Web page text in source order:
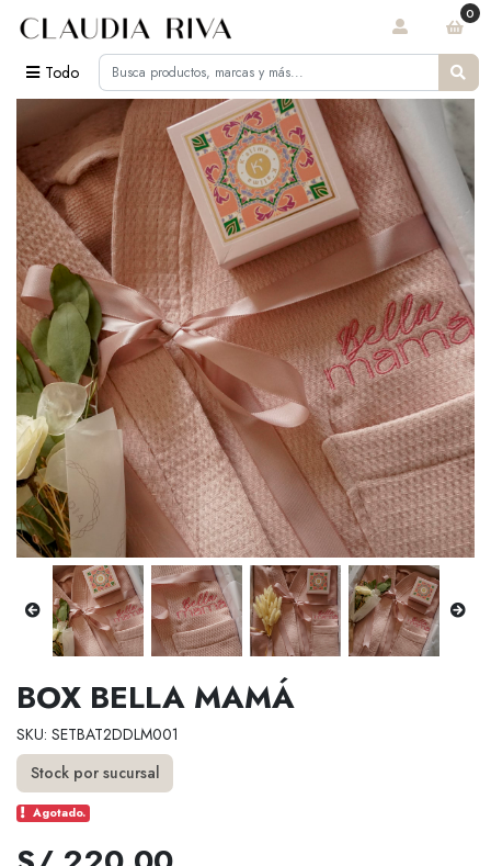
Todo
0
BOX BELLA MAMÁ
SKU: SETBAT2DDLM001
Stock por sucursal
Agotado.